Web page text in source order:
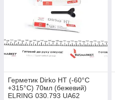
Герметик Dirko HT (-60°C
+315°C) 70мл (бежевий)
ELRING 030.793 UA62